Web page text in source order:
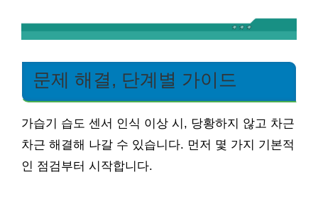
문제 해결, 단계별 가이드
가습기 습도 센서 인식 이상 시, 당황하지 않고 차근
차근 해결해 나갈 수 있습니다. 먼저 몇 가지 기본적
인 점검부터 시작합니다.